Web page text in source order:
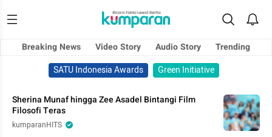
Breaking News Video Story Audio Story
Trending
SATU Indonesia Awards
Green Initiative
Sherina Munaf hingga Zee Asadel Bintangi Film
Filosofi Teras
kumparanHITS